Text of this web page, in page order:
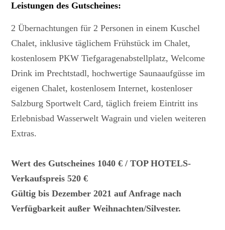
Leistungen des Gutscheines:
2 Übernachtungen für 2 Personen in einem Kuschel
Chalet, inklusive täglichem Frühstück im Chalet,
kostenlosem PKW Tiefgaragenabstellplatz, Welcome
Drink im Prechtstadl, hochwertige Saunaaufgüsse im
eigenen Chalet, kostenlosem Internet, kostenloser
Salzburg Sportwelt Card, täglich freiem Eintritt ins
Erlebnisbad Wasserwelt Wagrain und vielen weiteren
Extras.
Wert des Gutscheines 1040 € / TOP HOTELS-
Verkaufspreis 520 €
Gültig bis Dezember 2021 auf Anfrage nach
Verfügbarkeit außer Weihnachten/Silvester.